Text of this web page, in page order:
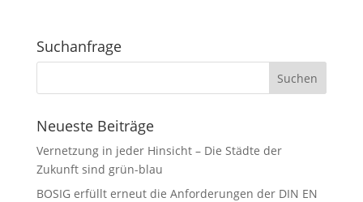
Suchanfrage
Neueste Beiträge
Vernetzung in jeder Hinsicht – Die Städte der
Zukunft sind grün-blau
BOSIG erfüllt erneut die Anforderungen der DIN EN